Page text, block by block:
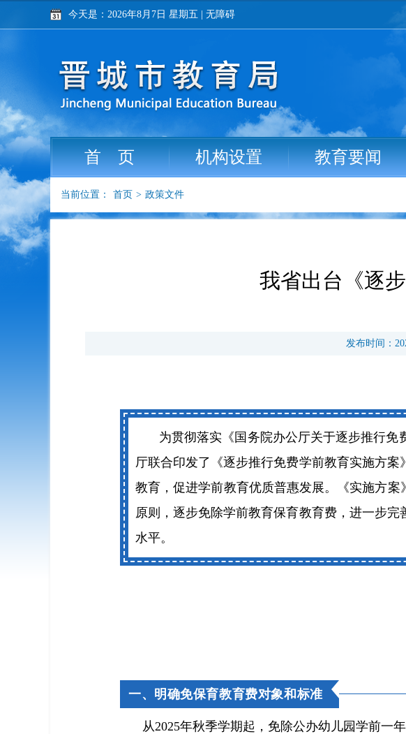
今天是：2026年8月7日 星期五 无障碍
首 页 机构设置 教育要闻
当前位置： 首页 > 政策文件
我省出台《逐
发布时间：
为贯彻落实《国务院办公厅关于逐步推行免
厅联合印发了《逐步推行免费学前教育实施方
教育，促进学前教育优质普惠发展。《实施方
原则，逐步免除学前教育保育教育费，进一步
水平。
一、明确免保育教育费对象和标准
从2025年秋季学期起，免除公办幼儿园学前一